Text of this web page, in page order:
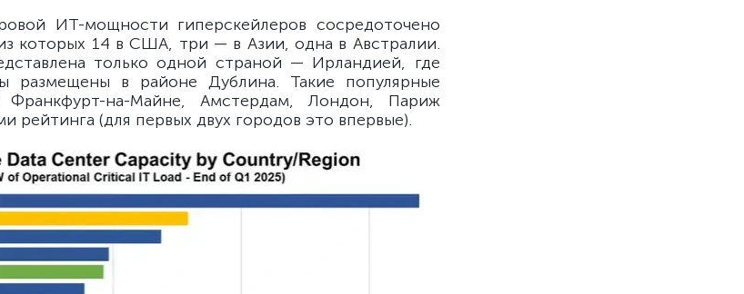
ИТ-мощности гиперскейлеров сосредоточено
которых 14 в США, три — в Азии, одна в Австралии.
только одной страной — Ирландией, где
размещены в районе Дублина. Такие популярные
Франкфурт-на-Майне, Амстердам, Лондон, Париж
рейтинга (для первых двух городов это впервые).